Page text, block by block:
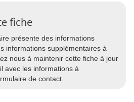
fiche
présente des informations
informations supplémentaires à
nous à maintenir cette fiche à jour
avec les informations à
de contact.